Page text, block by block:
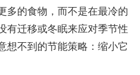
多的食物，而不是在最冷的
有迁移或冬眠来应对季节性
想不到的节能策略：缩小它